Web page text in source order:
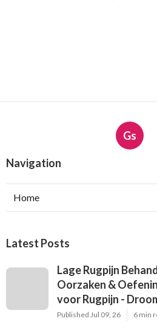
Gs
Navigation
Home
Latest Posts
Lage Rugpijn
Oorzaken &
voor Rugpijn -
Published Jul 09, 26 6 min